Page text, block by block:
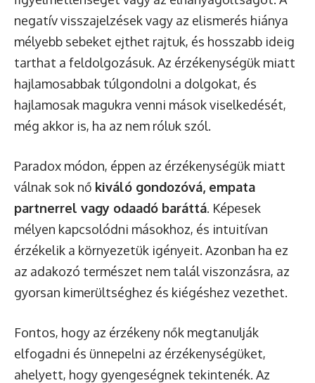
negatív visszajelzések vagy az elismerés hiánya
mélyebb sebeket ejthet rajtuk, és hosszabb ideig
tarthat a feldolgozásuk. Az érzékenységük miatt
hajlamosabbak túlgondolni a dolgokat, és
hajlamosak magukra venni mások viselkedését,
még akkor is, ha az nem róluk szól.
Paradox módon, éppen az érzékenységük miatt
válnak sok nő kiváló gondozóvá, empata
partnerrel vagy odaadó baráttá. Képesek
mélyen kapcsolódni másokhoz, és intuitívan
érzékelik a környezetük igényeit. Azonban ha ez
az adakozó természet nem talál viszonzásra, az
gyorsan kimerültséghez és kiégéshez vezethet.
Fontos, hogy az érzékeny nők megtanulják
elfogadni és ünnepelni az érzékenységüket,
ahelyett, hogy gyengeségnek tekintenék. Az